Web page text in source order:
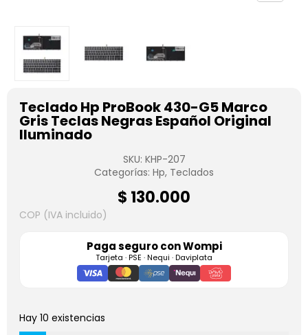
Teclado Hp ProBook 430-G5 Marco
Gris Teclas Negras Español Original
Iluminado
SKU: KHP-207
Categorías: Hp, Teclados
$ 130.000
COP (IVA incluido)
Paga seguro conWompi
Tarjeta · PSE · Nequi · Daviplata
Hay 10 existencias